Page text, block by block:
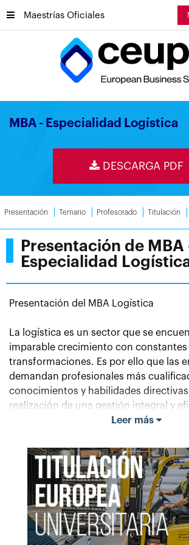
Maestrías Oficiales
MBA - Especialidad Logística
DESCARGA PDF
Presentación Temario Profesorado Titulación
Presentación de MBA
Especialidad
Presentación del MBA Logística
La logística es un sector que se
imparable crecimiento con constantes
transformaciones. Es por ello que las
demandan profesionales más
conocimientos y habilidades directivas
realización de una gestión integral y
Empresas. Especialidad Logística
estudiantes para la gestión desde una
mediante el dominio de las técnicas
de las áreas que componen la
de habilidades indispensables para
podrá potenciar la capacidad de
desarrollo de métodos, diseño,
Leer más